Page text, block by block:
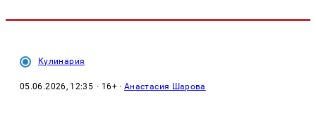
Кулинария
05.06.2026, 12:35 · 16+ ·Анастасия Шарова